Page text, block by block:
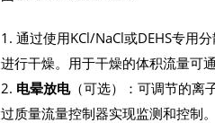
通过使用KCl/NaCl或DEHS专用
进行干燥。用于干燥的体积流量可
电晕放电（可选）：可调节的离
过质量流量控制器实现监测和控制。